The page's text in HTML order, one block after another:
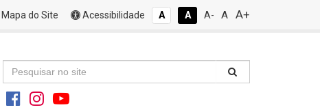
Mapa do Site Acessibilidade A A A- A A+